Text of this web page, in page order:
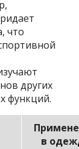
что
других
функций.
в